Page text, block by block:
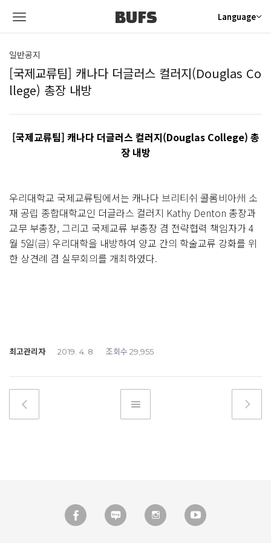
BUFS Language
일반공지
[국제교류팀] 캐나다 더글러스 컬러지(Douglas Co
llege) 총장 내방
[국제교류팀] 캐나다 더글러스 컬러지(Douglas College) 총
장 내방
우리대학교 국제교류팀에서는 캐나다 브리티쉬 콜롬비아州 소
재 공립 종합대학교인 더글라스 컬러지 Kathy Denton 총장과
교무 부총장, 그리고 국제교류 부총장 겸 전략협력 책임자가 4
월 5일(금) 우리대학을 내방하여 양교 간의 학술교류 강화를 위
한 상견례 겸 실무회의를 개최하였다.
최고관리자 2019. 4. 8 조회수 29,955